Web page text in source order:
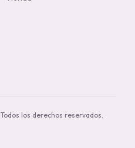
Todos los derechos reservados.